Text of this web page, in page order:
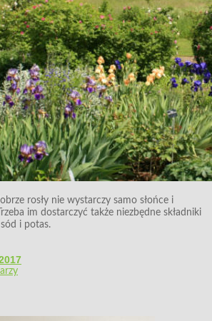
rosły nie wystarczy samo słońce i
im dostarczyć także niezbędne składniki
i potas.